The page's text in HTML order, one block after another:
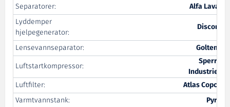
Separatorer:
Alfa Laval
Lyddemper
hjelpegenerator:
Discom
Lensevannseparator:
Goltens
Luftstartkompressor:
Sperre
Industrier
Luftfilter:
Atlas Copco
Varmtvannstank:
Pyro